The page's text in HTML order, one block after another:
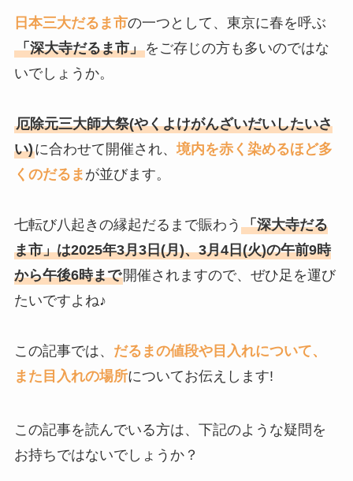
日本三大だるま市の一つとして、東京に春を呼ぶ
「深大寺だるま市」をご存じの方も多いのではな
いでしょうか。
厄除元三大師大祭(やくよけがんざいだいしたいさ
い)に合わせて開催され、 境内を赤く染めるほど多
くのだるま が並びます。
七転び八起きの縁起だるまで賑わう 「深大寺だる
ま市」は2025年3月3日(月)、3月4日(火)の午前9時
から午後6時まで開催されますので、ぜひ足を運び
たいですよね♪
この記事では、 だるまの値段や目入れについて、
また目入れの場所についてお伝えします!
この記事を読んでいる方は、下記のような疑問を
お持ちではないでしょうか？